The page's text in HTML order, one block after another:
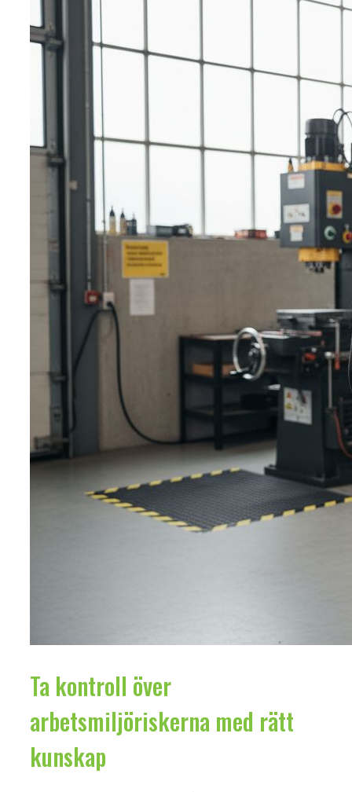
Ta kontroll över
arbetsmiljöriskerna med rätt
kunskap